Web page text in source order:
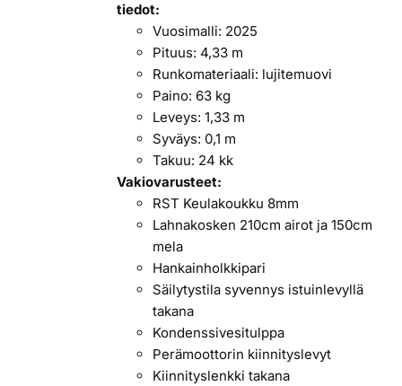
tiedot:
Vuosimalli: 2025
Pituus: 4,33 m
Runkomateriaali: lujitemuovi
Paino: 63 kg
Leveys: 1,33 m
Syväys: 0,1 m
Takuu: 24 kk
Vakiovarusteet:
RST Keulakoukku 8mm
Lahnakosken 210cm airot ja 150cm
mela
Hankainholkkipari
Säilytystila syvennys istuinlevyllä
takana
Kondenssivesitulppa
Perämoottorin kiinnityslevyt
Kiinnityslenkki takana